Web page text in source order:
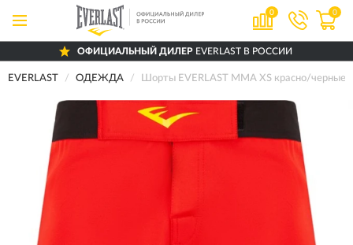
0 0
ОФИЦИАЛЬНЫЙ ДИЛЕР EVERLAST В РОССИИ
EVERLAST ОДЕЖДА Шорты EVERLAST MMA XS красно/черные